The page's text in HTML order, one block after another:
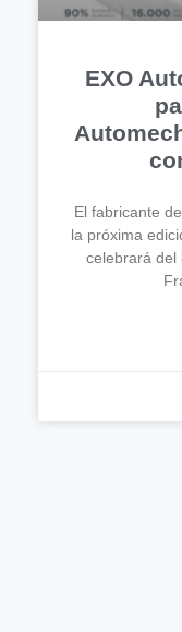
EXO
El fabricante
la próxima
celebrará del